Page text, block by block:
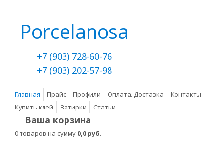
Porcelanosa
+7 (903) 728-60-76
+7 (903) 202-57-98
Главная Прайс Профили Оплата. Доставка
Контакты
Купить клей
Затирки Статьи
Ваша корзина
0 товаров на сумму 0,0 руб.